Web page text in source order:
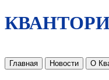
Главная Новости О